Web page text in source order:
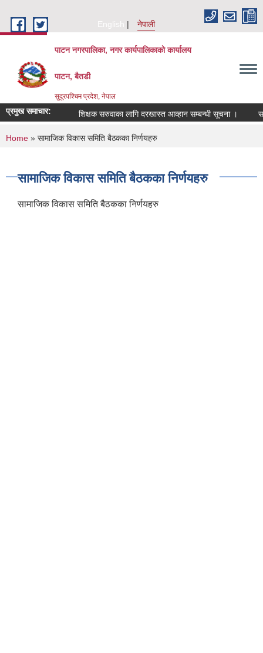
English
नेपाली
पाटन नगरपालिका, नगर कार्यपालिकाको कार्यालय
पाटन, बैतडी
सुदूरपश्चिम प्रदेश, नेपाल
प्रमुख समाचार: शिक्षक सरुवाका लागि दरखास्त आव्हान सम्बन्धी सूचना ।
You are here
Home » सामाजिक विकास समिति बैठकका निर्णयहरु
सामाजिक विकास समिति बैठकका निर्णयहरु
सामाजिक विकास समिति बैठकका निर्णयहरु